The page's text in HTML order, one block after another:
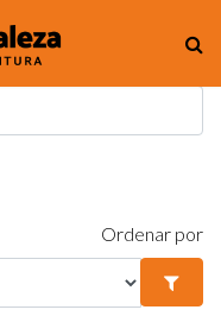
Ordenar por